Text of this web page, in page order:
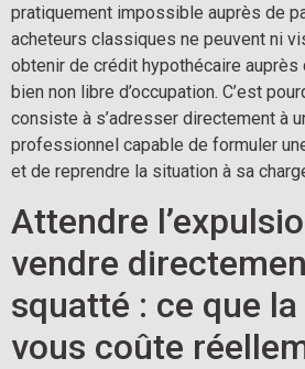
pratiquement impossible auprès de
acheteurs classiques ne peuvent ni
obtenir de crédit hypothécaire auprès
bien non libre d’occupation. C’est
consiste à s’adresser directement à
professionnel capable de formuler
et de reprendre la situation à sa
Attendre
vendre
squatté : ce que
vous coûte